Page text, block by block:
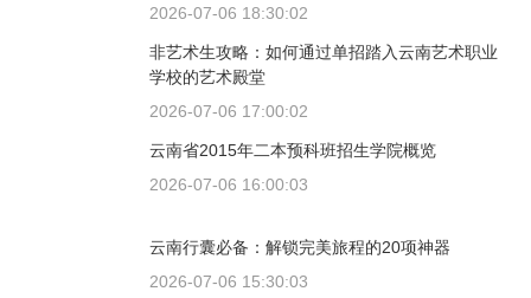
2026-07-06 18:30:02
非艺术生攻略：如何通过单招踏入云南艺术职业
学校的艺术殿堂
2026-07-06 17:00:02
云南省2015年二本预科班招生学院概览
2026-07-06 16:00:03
云南行囊必备：解锁完美旅程的20项神器
2026-07-06 15:30:03